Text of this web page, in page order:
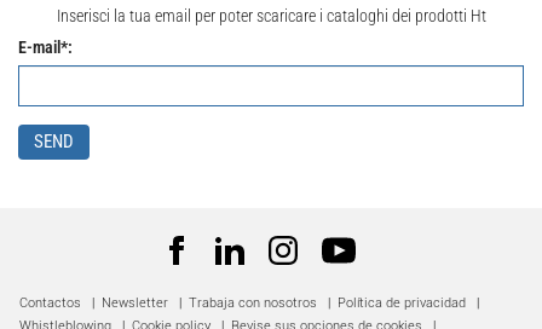
Inserisci la tua email per poter scaricare i cataloghi dei prodotti Ht
E-mail*:
SEND
Contactos | Newsletter | Trabaja con nosotros | Política de privacidad
|